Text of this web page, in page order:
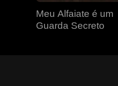
Meu Alfaiate é um
Guarda Secreto